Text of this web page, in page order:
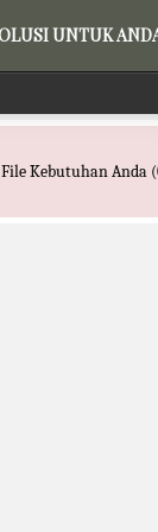
UNTUK
Kebutuhan Anda